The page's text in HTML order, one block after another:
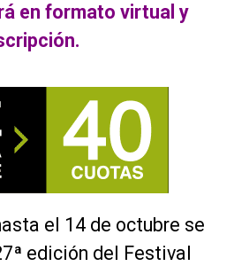
en formato virtual y
el 14 de octubre se
edición del Festival